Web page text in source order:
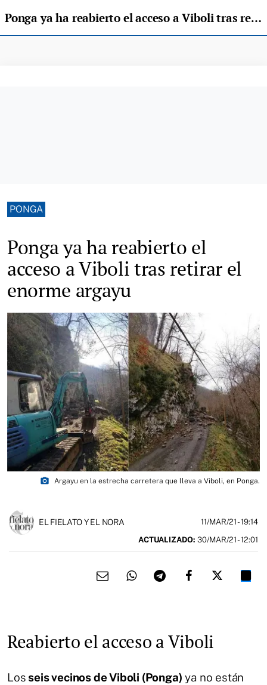
Ponga ya ha reabierto el acceso a Viboli tras retirar el enorme argayu
PONGA
Ponga ya ha reabierto el
acceso a Viboli tras retirar el
enorme argayu
photo_camera Argayu en la estrecha carretera que lleva a Viboli, en Ponga.
EL FIELATO Y EL NORA 11/MAR/21- 19:14
ACTUALIZADO: 30/MAR/21 - 12:01
Reabierto el acceso a Viboli
Losseis vecinos de Viboli (Ponga) ya no están